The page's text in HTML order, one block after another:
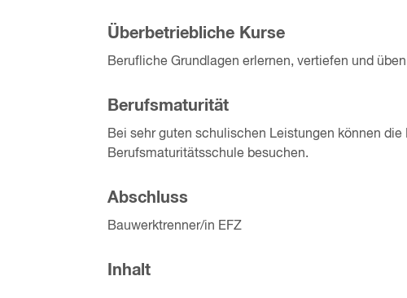
Überbetriebliche Kurse
Berufliche Grundlagen erlernen, vertiefen und
Berufsmaturität
Bei sehr guten schulischen Leistungen können
Berufsmaturitätsschule besuchen.
Abschluss
Bauwerktrenner/in EFZ
Inhalt